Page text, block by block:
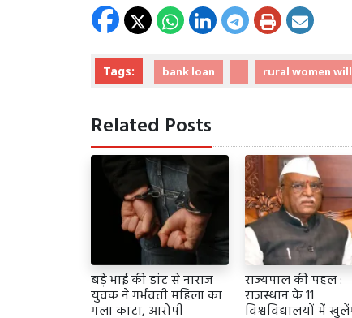
Tags: bank loan rural women
Related Posts
बड़े भाई की डांट से नाराज
युवक ने गर्भवती महिला का
गला काटा, आरोपी
राज्यपाल की पहल :
राजस्थान के 11
विश्वविद्यालयों में